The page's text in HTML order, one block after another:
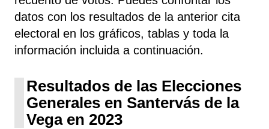
datos con los resultados de la anterior cita
electoral en los gráficos, tablas y toda la
información incluida a continuación.
Resultados de las Elecciones
Generales en Santervás de la
Vega en 2023